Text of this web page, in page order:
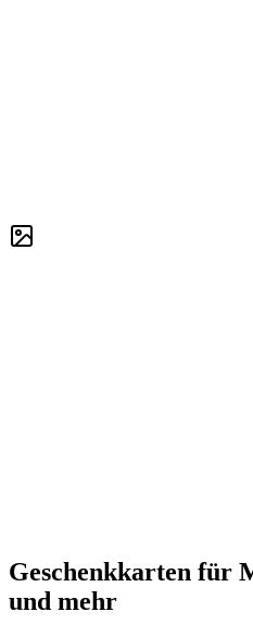
Geschenkkarten für
und mehr